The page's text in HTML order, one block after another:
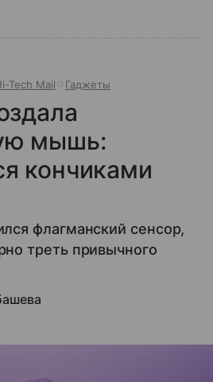
Tech Mail Гаджеты
мышь:
кончиками
флагманский сенсор,
треть привычного